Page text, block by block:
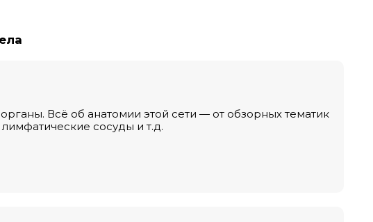
Всё об анатомии этой сети — от обзорных тематик
сосуды и т.д.